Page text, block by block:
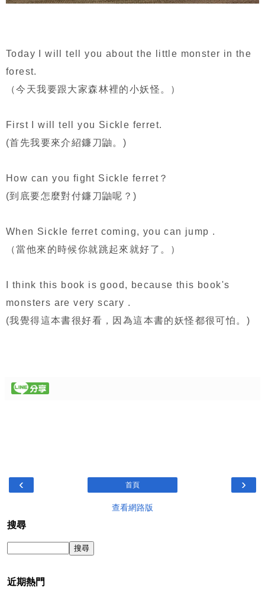
Today I will tell you about the little monster in the
forest.
（今天我要跟大家森林裡的小妖怪。）
First I will tell you Sickle ferret.
(首先我要來介紹鐮刀鼬。)
How can you fight Sickle ferret？
(到底要怎麼對付鐮刀鼬呢？)
When Sickle ferret coming, you can jump .
（當他來的時候你就跳起來就好了。）
I think this book is good, because this book's
monsters are very scary .
(我覺得這本書很好看，因為這本書的妖怪都很可怕。)
‹ ›
首頁
查看網路版
搜尋
近期熱門